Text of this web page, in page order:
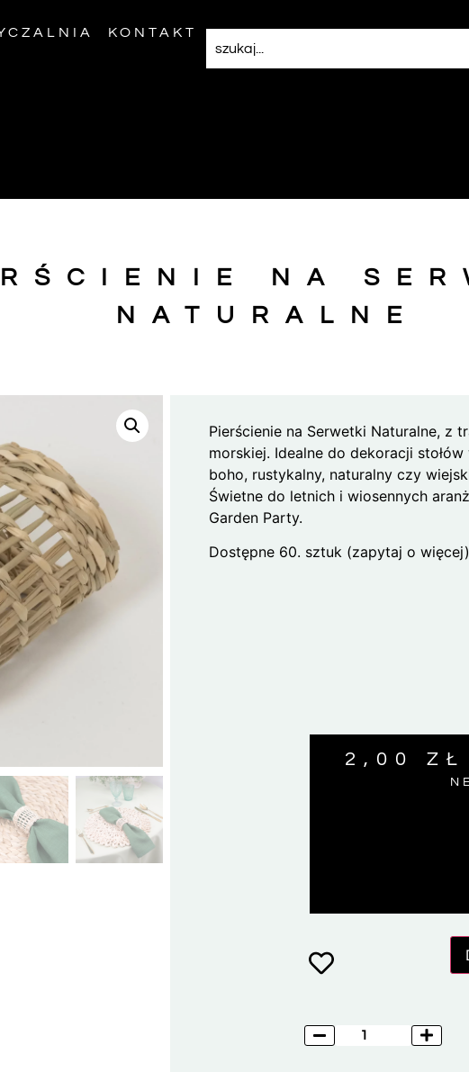
KONTAKT
NA
NATURALNE
Pierścienie na Serwetki Naturalne, z
morskiej. Idealne do dekoracji stołów
boho, rustykalny, naturalny czy
Świetne do letnich i wiosennych
Garden Party.
Dostępne 60. sztuk (zapytaj o
2,00 ZŁ